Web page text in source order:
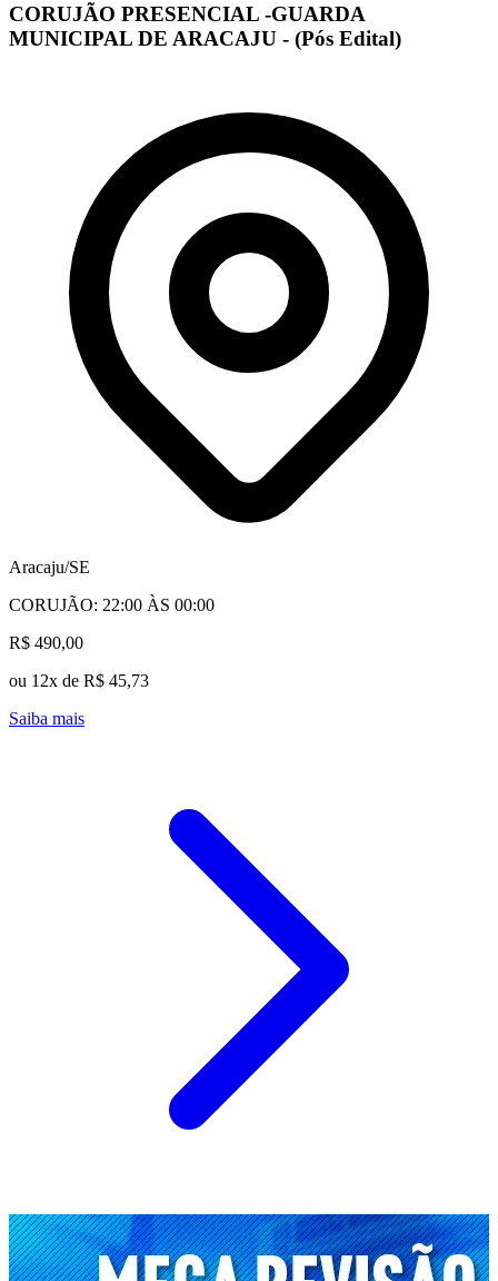
CORUJÃO PRESENCIAL -GUARDA
MUNICIPAL DE ARACAJU - (Pós Edital)
Aracaju/SE
CORUJÃO: 22:00 ÀS 00:00
R$ 490,00
ou 12x de R$ 45,73
Saiba mais